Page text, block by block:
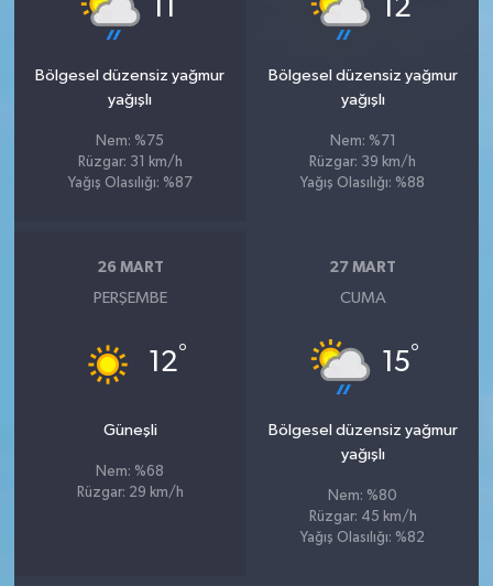
11
Bölgesel düzensiz yağmur
yağışlı
Nem: %75
Rüzgar: 31 km/h
Yağış Olasılığı: %87
12
Bölgesel düzensiz yağmur
yağışlı
Nem: %71
Rüzgar: 39 km/h
Yağış Olasılığı: %88
26 MART
PERŞEMBE
12°
Güneşli
Nem: %68
Rüzgar: 29 km/h
27 MART
CUMA
15°
Bölgesel düzensiz yağmur
yağışlı
Nem: %80
Rüzgar: 45 km/h
Yağış Olasılığı: %82